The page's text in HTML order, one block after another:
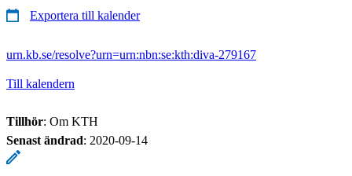
Exportera till kalender
urn.kb.se/resolve?urn=urn:nbn:se:kth:diva-279167
Till kalendern
Tillhör: Om KTH
Senast ändrad: 2020-09-14